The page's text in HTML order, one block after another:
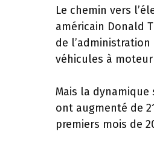
Le chemin vers
américain Donald
de
véhicules à
Mais la
ont augmenté de
premiers mois de